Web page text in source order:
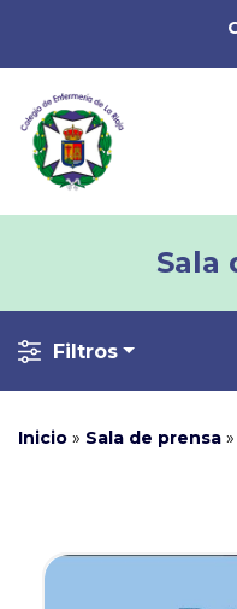
Sala
Filtros
Inicio » Sala de prensa »